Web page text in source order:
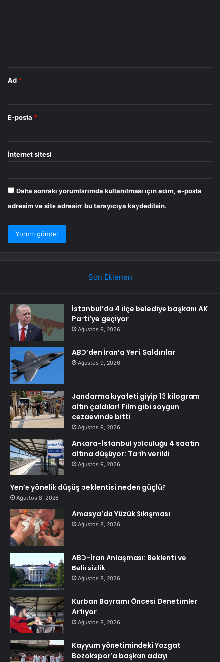
Ad *
E-posta *
İnternet sitesi
Daha sonraki yorumlarımda kullanılması için adım, e-posta
adresim ve site adresim bu tarayıcıya kaydedilsin.
Son Eklenen
İstanbul’da 4 ilçe belediye başkanı AK
Parti’ye geçiyor
Ağustos 9, 2026
ABD’den İran’a Yeni Saldırılar
Ağustos 9, 2026
Jandarma kıyafeti giyip 13 kilogram
altın çaldılar! Film gibi soygun
cezaevinde bitti
Ağustos 9, 2026
Ankara-İstanbul yolculuğu 4 saatin
altına düşüyor: Tarih verildi
Ağustos 9, 2026
Yen’e yönelik düşüş beklentisi neden güçlü?
Ağustos 8, 2026
Amasya’da Yüzük Sıkışması
Ağustos 8, 2026
ABD-İran Anlaşması: Beklenti ve
Belirsizlik
Ağustos 8, 2026
Kurban Bayramı Öncesi Denetimler
Artıyor
Ağustos 8, 2026
Kayyum yönetimindeki Yozgat
Bozokspor’a başkan adayı